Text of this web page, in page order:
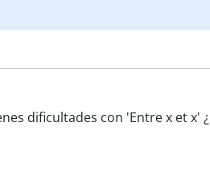
dificultades con 'Entre x et x'